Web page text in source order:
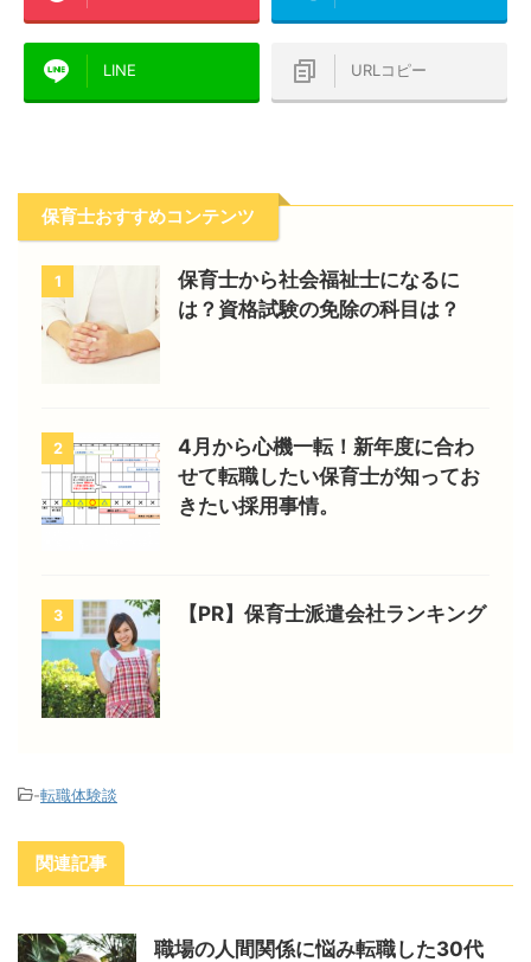
LINE URLコピー
保育士おすすめコンテンツ
1
保育士から社会福祉士になるに
は？資格試験の免除の科目は？
2
4月から心機一転！新年度に合わ
せて転職したい保育士が知ってお
きたい採用事情。
3 【PR】保育士派遣会社ランキング
-転職体験談
関連記事
職場の人間関係に悩み転職した30代